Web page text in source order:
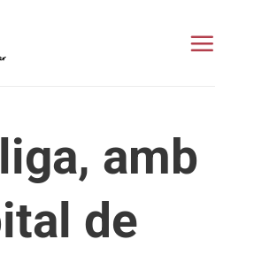
amb
de